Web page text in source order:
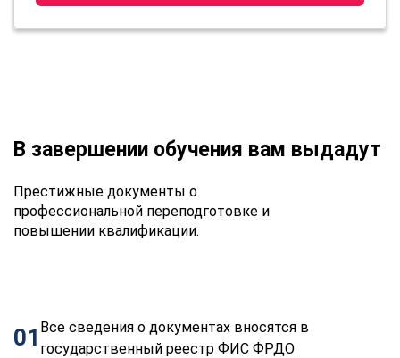
В завершении обучения вам выдадут
Престижные документы о
профессиональной переподготовке и
повышении квалификации.
01 Все сведения о документах вносятся в
государственный реестр ФИС ФРДО